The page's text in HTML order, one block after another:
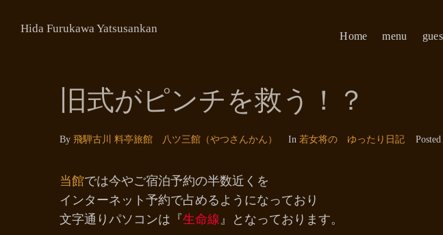
Hida Furukawa Yatsusankan
Home menu
旧式がピンチを救う！？
By 飛騨古川 料亭旅館 八ツ三館（やつさんかん） In 若女将の ゆったり日記 Posted
当館では今やご宿泊予約の半数近くを
インターネット予約で占めるようになっており
文字通りパソコンは『生命線』となっております。